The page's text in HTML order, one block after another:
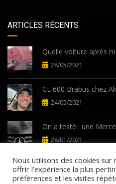
ARTICLES RÉCENTS
Quelle voiture après
28/05/2021
CL 600 Brabus chez
24/05/2021
On a testé : une
28/01/2021
Nous utilisons des cookies
offrir l'expérience la plus
préférences et les visites